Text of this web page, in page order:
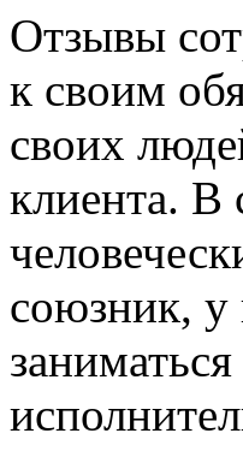
Отзывы
к своим
своих
клиента. В
союзник, у